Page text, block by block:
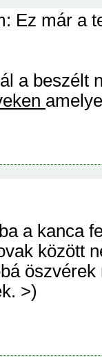
Ez már a
a beszélt
a kanca
között
>)